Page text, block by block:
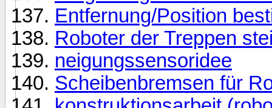
Entfernung/Position
Roboter der Treppen
neigungssensoridee
Scheibenbremsen für